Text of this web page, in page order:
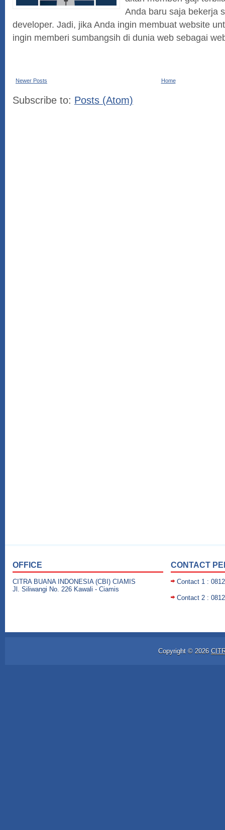
Anda baru saja bekerja
developer. Jadi, jika Anda ingin membuat website
ingin memberi sumbangsih di dunia web sebagai
Newer Posts Home
Subscribe to: Posts (Atom)
OFFICE
CITRA BUANA INDONESIA (CBI) CIAMIS
Jl. Siliwangi No. 226 Kawali - Ciamis
CONTACT
Contact 1 :
Contact 2 :
Copyright © 2026